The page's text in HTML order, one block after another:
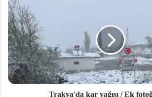
Trakya'da kar yağışı / Ek